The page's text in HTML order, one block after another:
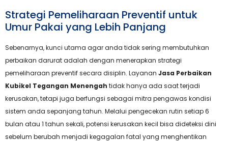
Strategi Pemeliharaan Preventif untuk
Umur Pakai yang Lebih Panjang
Sebenarnya, kunci utama agar anda tidak sering membutuhkan
perbaikan darurat adalah dengan menerapkan strategi
pemeliharaan preventif secara disiplin. Layanan Jasa Perbaikan
Kubikel Tegangan Menengah tidak hanya ada saat terjadi
kerusakan, tetapi juga berfungsi sebagai mitra pengawas kondisi
sistem anda sepanjang tahun. Melalui pengecekan rutin setiap 6
bulan atau 1 tahun sekali, potensi kerusakan kecil bisa dideteksi dini
sebelum berubah menjadi kegagalan fatal yang menghentikan